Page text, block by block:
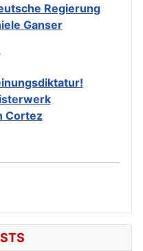
Regierung
Ganser
Cortez